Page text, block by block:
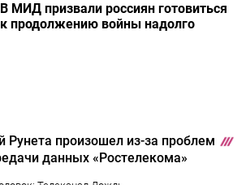
В МИД призвали россиян готовиться
к продолжению войны надолго